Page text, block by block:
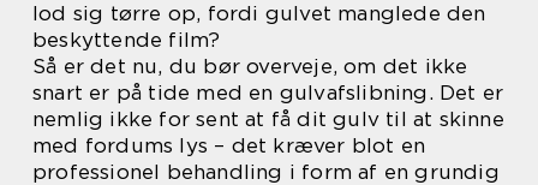
lod sig tørre op, fordi gulvet manglede den
beskyttende film?
Så er det nu, du bør overveje, om det ikke
snart er på tide med en gulvafslibning. Det er
nemlig ikke for sent at få dit gulv til at skinne
med fordums lys – det kræver blot en
professionel behandling i form af en grundig